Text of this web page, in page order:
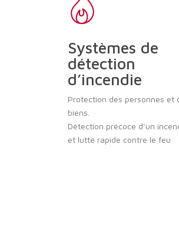
Systèmes de
détection
d’incendie
Protection des personnes et
biens.
Détection précoce d’un
et lutte rapide contre le feu